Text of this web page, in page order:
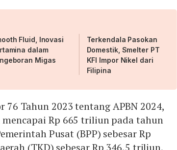
Fluid, Inovasi
dalam
Migas
Terkendala Pasokan
Domestik, Smelter PT
KFI Impor Nikel dari
Filipina
76 Tahun 2023 tentang APBN 2024,
Rp 665 triliun pada tahun
Pusat (BPP) sebesar Rp